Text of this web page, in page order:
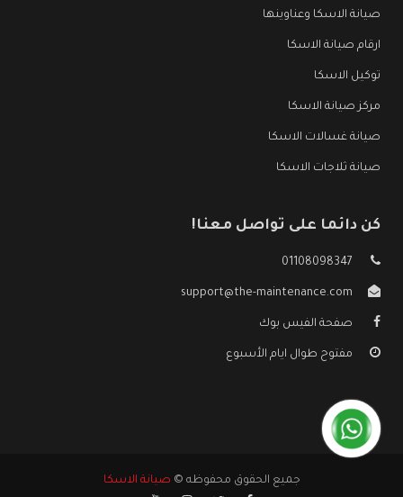
صيانة الاسكا وعناوينها
ارقام صيانة الاسكا
توكيل الاسكا
مركز صيانة الاسكا
صيانة غسالات الاسكا
صيانة ثلاجات الاسكا
كن دائما على تواصل معنا!
01108098347
support@the-maintenance.com
صفحة الفيس بوك
مفتوح طوال ايام الأسبوع
جميع الحقوق محفوظه © صيانة الاسكا